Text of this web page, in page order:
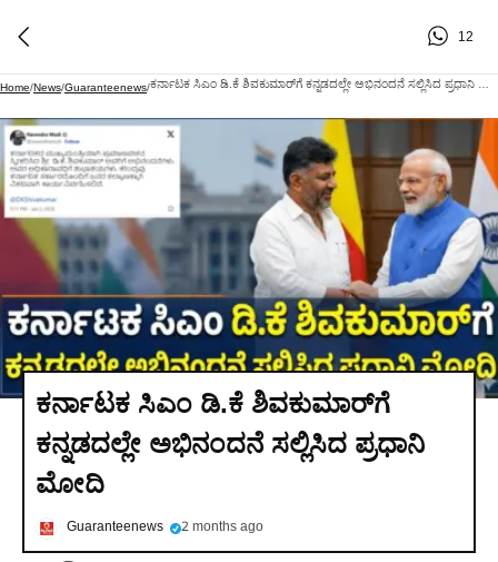
12
Home/News/Guaranteenews/
ಕರ್ನಾಟಕ ಸಿಎಂ ಡಿ.ಕೆ ಶಿವಕುಮಾರ್‌ಗೆ
ಕನ್ನಡದಲ್ಲೇ ಅಭಿನಂದನೆ ಸಲ್ಲಿಸಿದ ಪ್ರಧಾನಿ
ಮೋದಿ
Guaranteenews 2 months ago